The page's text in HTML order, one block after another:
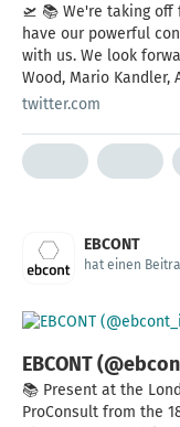
🛫 📚 We're taking off for
have our powerful
with us. We look
Wood, Mario Kandler,
there for you.
twitter.com
EBCONT
hat einen
EBCONT
📚 Present at the London
ProConsult from the